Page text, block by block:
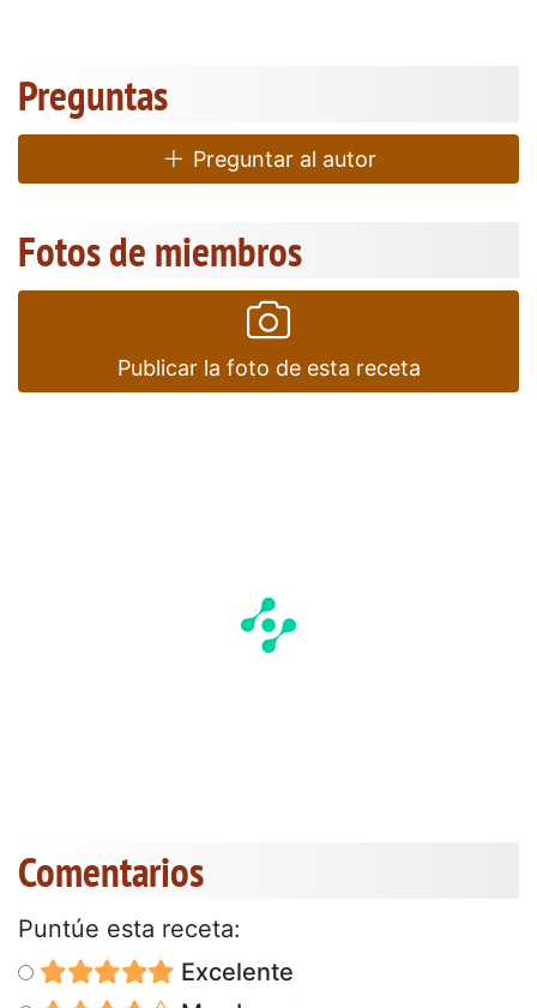
Preguntas
Preguntar al autor
Fotos de miembros
Publicar la foto de esta receta
Comentarios
Puntúe esta receta:
Excelente